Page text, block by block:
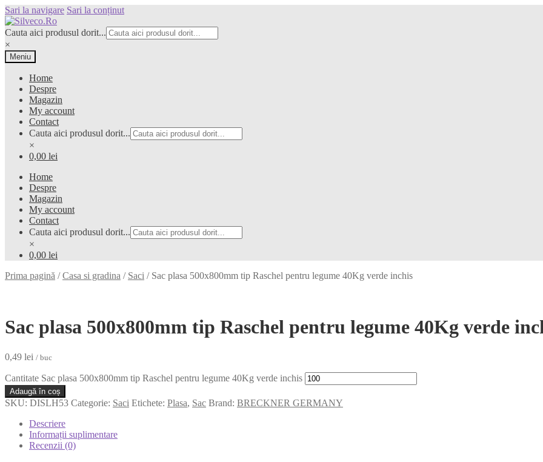
Sari la navigare Sari la conținut
Cauta aici produsul dorit...
×
Meniu
Home
Despre
Magazin
My account
Contact
Cauta aici produsul dorit...
×
0,00 lei
Home
Despre
Magazin
My account
Contact
Cauta aici produsul dorit...
×
0,00 lei
Prima pagină /Casa si gradina / Saci / Sac plasa 500x800mm tip Raschel pentru legume 40Kg verde inchis
Sac plasa 500x800mm tip Raschel pentru legume 40Kg verde
0,49 lei / buc
Cantitate Sac plasa 500x800mm tip Raschel pentru legume 40Kg verde inchis
Adaugă în coș
SKU: DISLH53 Categorie: Saci Etichete: Plasa, Sac Brand: BRECKNER GERMANY
Descriere
Informații suplimentare
Recenzii (0)